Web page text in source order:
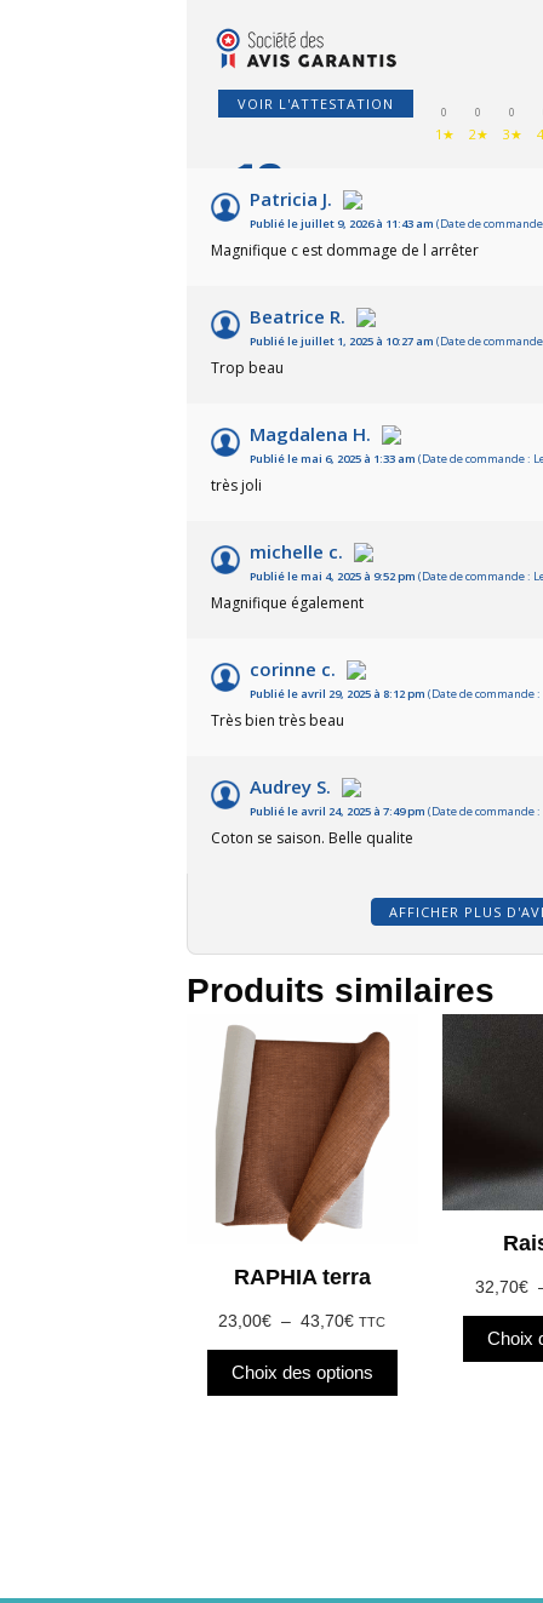
VOIR L'ATTESTATION 0
1★
0
2★
0
3★
10/10
Patricia J.
Publié le juillet 9, 2026 à 11:43 am (Date de
Magnifique c est dommage de l arrêter
Beatrice R.
Publié le juillet 1, 2025 à 10:27 am (Date de
Trop beau
Magdalena H.
Publié le mai 6, 2025 à 1:33 am (Date de commande :
très joli
michelle c.
Publié le mai 4, 2025 à 9:52 pm (Date de commande :
Magnifique également
corinne c.
Publié le avril 29, 2025 à 8:12 pm (Date de commande :
Très bien très beau
Audrey S.
Publié le avril 24, 2025 à 7:49 pm (Date de commande :
Coton se saison. Belle qualite
AFFICHER PLUS
Produits similaires
RAPHIA terra
23,00€ – 43,70€Plage
prix :
TTC
Choix des options
produit
plusieurs
variations.
Les
options
peuvent
être
choisies
la
page
du
produit
32,70€
Choix